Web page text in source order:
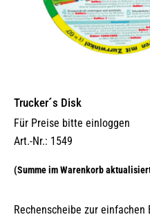
Trucker´s Disk
Für Preise bitte einloggen
Art.-Nr.: 1549
Rechenscheibe zur